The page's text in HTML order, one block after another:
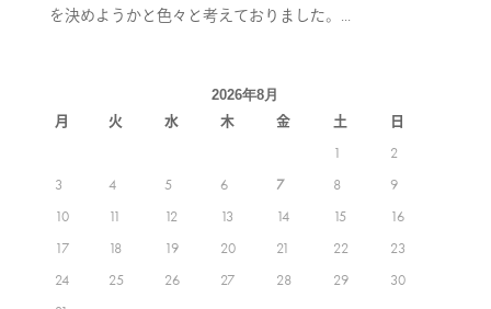
を決めようかと色々と考えておりました。...
2026年8月
月 火 水 木 金 土
日
1
2
3
4 5 6 7 8
9
10
11 12 13 14 15
16
17
18 19 20 21 22
23
24
25 26 27 28 29
30